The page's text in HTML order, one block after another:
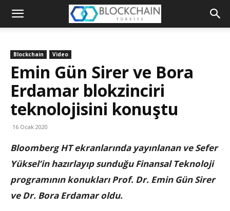
Blockchain
Blockchain Video
Emin Gün Sirer ve Bora
Erdamar blokzinciri
teknolojisini konuştu
16 Ocak 2020
Bloomberg HT ekranlarında yayınlanan ve Sefer
Yüksel’in hazırlayıp sunduğu Finansal Teknoloji
programının konukları Prof. Dr. Emin Gün Sirer
ve Dr. Bora Erdamar oldu.